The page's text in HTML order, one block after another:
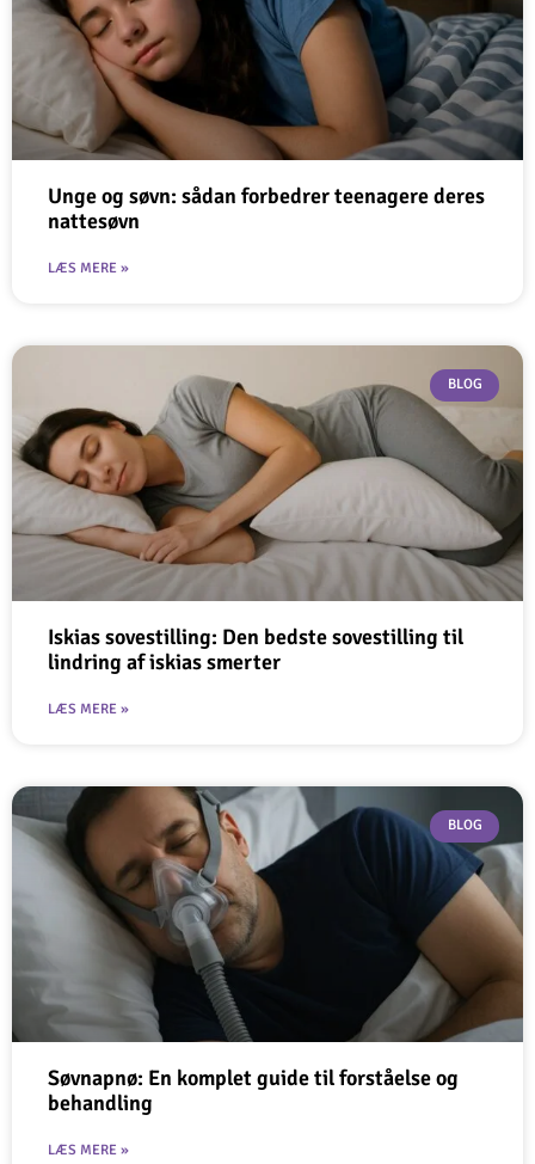
Unge og søvn: sådan forbedrer teenagere deres
nattesøvn
LÆS MERE »
BLOG
Iskias sovestilling: Den bedste sovestilling til
lindring af iskias smerter
LÆS MERE »
BLOG
Søvnapnø: En komplet guide til forståelse og
behandling
LÆS MERE »